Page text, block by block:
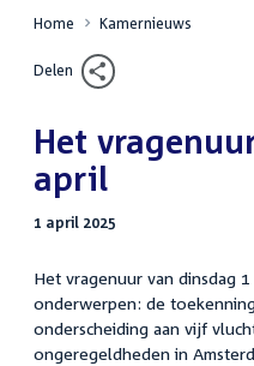
Home Kamernieuws
Delen
Het
april
1 april 2025
Het vragenuur van dinsdag
onderwerpen: de
onderscheiding aan vijf
ongeregeldheden in